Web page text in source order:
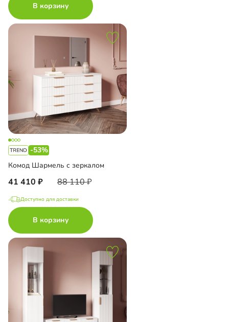
В корзину
-53%
Комод Шармель с зеркалом
41 410 88 110
Доступно для доставки
В корзину